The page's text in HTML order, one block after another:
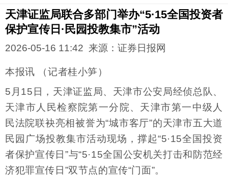
天津证监局联合多部门举办“5·15全国投资者
保护宣传日·民园投教集市”活动
2026-05-16 11:42 来源：证券日报网
本报讯 （记者桂小笋）
5月15日，天津证监局、天津市公安局经侦总队、
天津市人民检察院第一分院、天津市第一中级人
民法院联袂亮相被誉为“城市客厅”的天津市五大道
民园广场投教集市活动现场，撑起“5·15全国投资
者保护宣传日”与“5·15全国公安机关打击和防范经
济犯罪宣传日”双节点的宣传“门面”。